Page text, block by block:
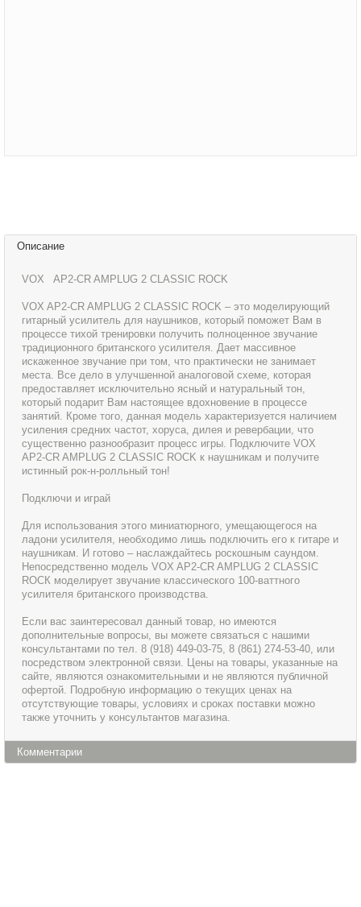
Описание
VOX AP2-CR AMPLUG 2 CLASSIC ROCK
VOX AP2-CR AMPLUG 2 CLASSIC ROCK – это моделирующий
гитарный усилитель для наушников, который поможет Вам в
процессе тихой тренировки получить полноценное звучание
традиционного британского усилителя. Дает массивное
искаженное звучание при том, что практически не занимает
места. Все дело в улучшенной аналоговой схеме, которая
предоставляет исключительно ясный и натуральный тон,
который подарит Вам настоящее вдохновение в процессе
занятий. Кроме того, данная модель характеризуется наличием
усиления средних частот, хоруса, дилея и ревербации, что
существенно разнообразит процесс игры. Подключите VOX
AP2-CR AMPLUG 2 CLASSIC ROCK к наушникам и получите
истинный рок-н-ролльный тон!
Подключи и играй
Для использования этого миниатюрного, умещающегося на
ладони усилителя, необходимо лишь подключить его к гитаре и
наушникам. И готово – наслаждайтесь роскошным саундом.
Непосредственно модель VOX AP2-CR AMPLUG 2 CLASSIC
ROCК моделирует звучание классического 100-ваттного
усилителя британского производства.
Если вас заинтересовал данный товар, но имеются
дополнительные вопросы, вы можете связаться с нашими
консультантами по тел. 8 (918) 449-03-75, 8 (861) 274-53-40, или
посредством электронной связи. Цены на товары, указанные на
сайте, являются ознакомительными и не являются публичной
офертой. Подробную информацию о текущих ценах на
отсутствующие товары, условиях и сроках поставки можно
также уточнить у консультантов магазина.
Комментарии